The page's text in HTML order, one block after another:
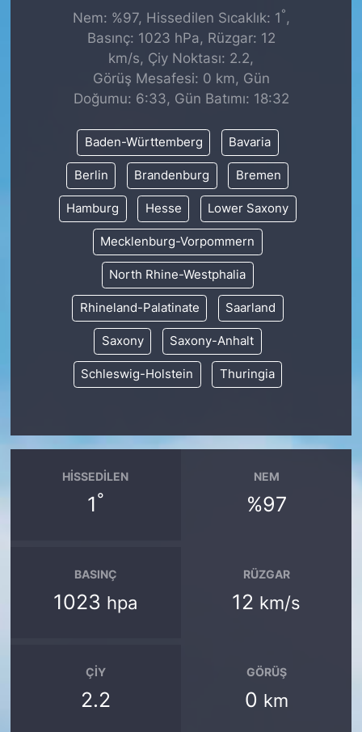
Nem: %97, Hissedilen Sıcaklık: 1 ° ,
Basınç: 1023 hPa, Rüzgar: 12
km/s, Çiy Noktası: 2.2,
Görüş Mesafesi: 0 km, Gün
Doğumu: 6:33, Gün Batımı: 18:32
Baden-Württemberg Bavaria
Berlin Brandenburg Bremen
Hamburg Hesse Lower Saxony
Mecklenburg-Vorpommern
North Rhine-Westphalia
Rhineland-Palatinate Saarland
Saxony Saxony-Anhalt
Schleswig-Holstein Thuringia
HISSEDILEN
1°
NEM
%97
BASINÇ
1023 hpa
RÜZGAR
12 km/s
ÇIY
2.2
GÖRÜŞ
0 km